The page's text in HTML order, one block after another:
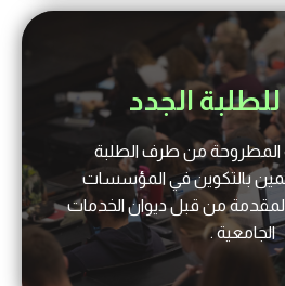
الجدد
المطروحة من طرف الطلبة
بالتكوين في المؤسسات
من قبل ديوان الخدمات
الجامعية .